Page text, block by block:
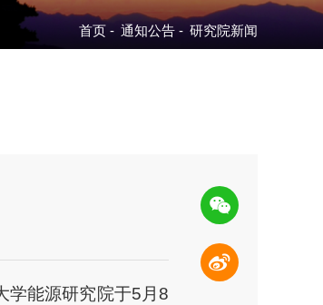
首页 - 通知公告 - 研究院新闻
学能源研究院于5月8